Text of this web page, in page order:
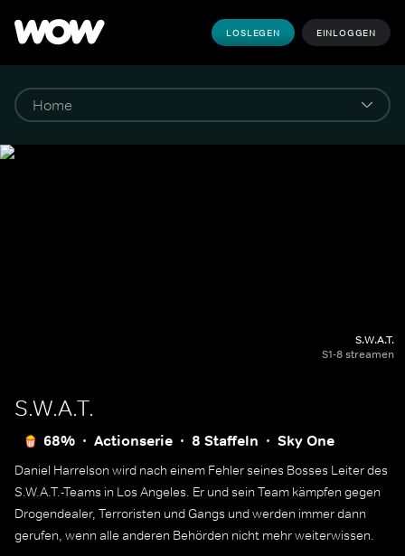
LOSLEGEN EINLOGGEN
S.W.A.T.
S1-8 streamen
S.W.A.T.
68% Actionserie 8 Staffeln Sky One
Daniel Harrelson wird nach einem Fehler seines Bosses Leiter des
S.W.A.T.-Teams in Los Angeles. Er und sein Team kämpfen gegen
Drogendealer, Terroristen und Gangs und werden immer dann
gerufen, wenn alle anderen Behörden nicht mehr weiterwissen.